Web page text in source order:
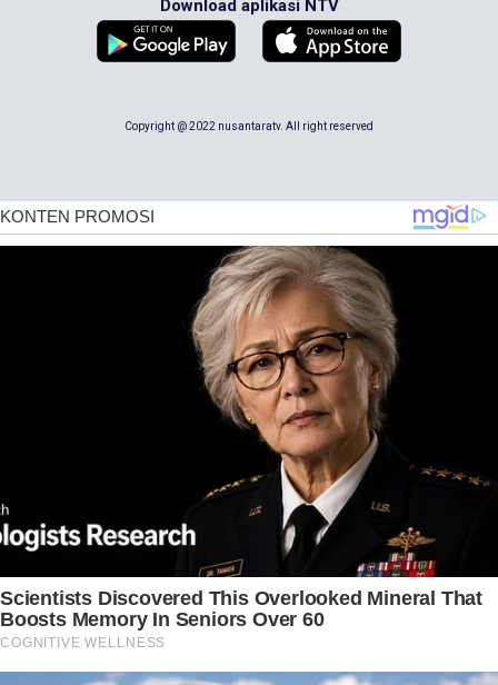
Download aplikasi NTV
Copyright @ 2022 nusantaratv. All right reserved